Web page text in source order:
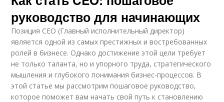
руководство для начинающих
Позиция CEO (Главный исполнительный директор)
является одной из самых престижных и востребованных
ролей в бизнесе. Однако достижение этой цели требует
не только таланта, но и упорного труда, стратегического
мышления и глубокого понимания бизнес-процессов. В
этой статье мы рассмотрим пошаговое руководство,
которое поможет вам начать свой путь к становлению